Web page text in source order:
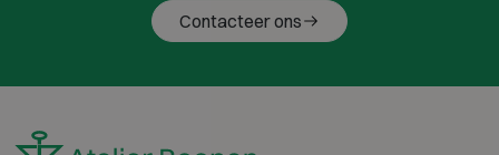
Contacteer ons